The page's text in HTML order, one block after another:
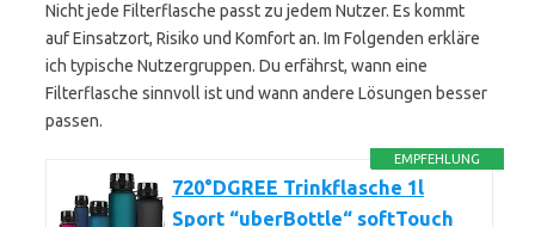
Nicht jede Filterflasche passt zu jedem Nutzer. Es kommt
auf Einsatzort, Risiko und Komfort an. Im Folgenden erkläre
ich typische Nutzergruppen. Du erfährst, wann eine
Filterflasche sinnvoll ist und wann andere Lösungen besser
passen.
EMPFEHLUNG
720°DGREE Trinkflasche 1l
Sport “uberBottle“ softTouch